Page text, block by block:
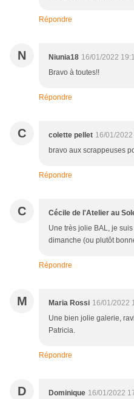
Répondre
N Niunia18 16/01/2022
Bravo à toutes!!
Répondre
C colette pellet 16/01/
bravo aux scrappeuses
Répondre
C Cécile de l'Atelier au
Une très jolie BAL, je
dimanche (ou plutôt
Répondre
M Maria Rossi 16/01/2022
Une bien jolie galerie,
Patricia.
Répondre
D Dominique 16/01/2022